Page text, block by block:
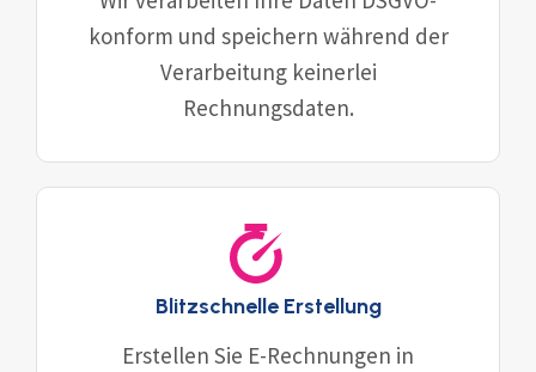
konform und speichern während der
Verarbeitung keinerlei
Rechnungsdaten.
Blitzschnelle Erstellung
Erstellen Sie E-Rechnungen in